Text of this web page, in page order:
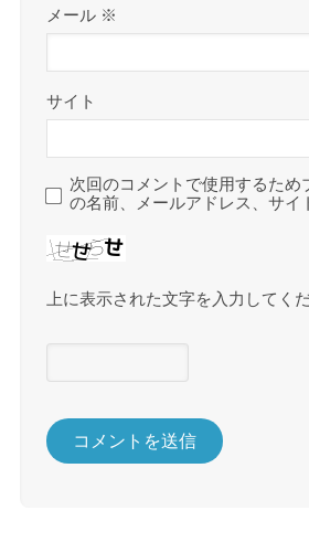
メール ※
サイト
次回のコメントで使用するため
の名前、メールアドレス、サイ
上に表示された文字を入力してくだ